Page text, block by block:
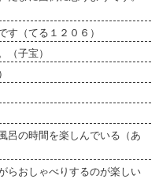
す（てる１２０６）
（子宝）
呂の時間を楽しんでいる（あ
らおしゃべりするのが楽しい